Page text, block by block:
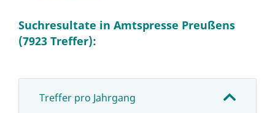
Suchresultate in Amtspresse Preußens
(7923 Treffer):
Treffer pro Jahrgang